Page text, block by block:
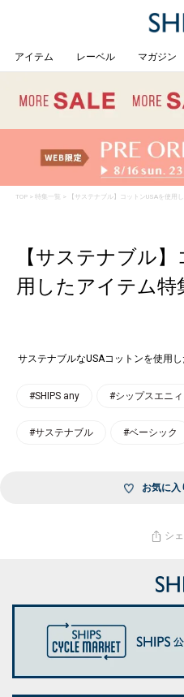
アイテム レーベル マガジン
TOP> 特集一覧 > 【サステナブル】コットンUSAを使用し
【サステナブル
用したアイテム特
サステナブルなUSAコットンを使用
#SHIPS any #シップスエニィ
#サステナブル #ベーシック
お気に入
シ